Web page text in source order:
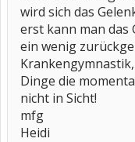
wird sich das
erst kann man das
ein wenig
Dinge die
nicht in Sicht!
mfg
Heidi